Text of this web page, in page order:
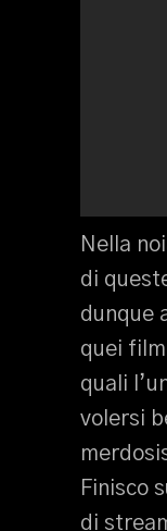
Nella
di
dunque
quei
quali
volersi
Finisco
di